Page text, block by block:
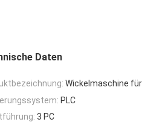
Daten
Wickelmaschine
PLC
3 PC